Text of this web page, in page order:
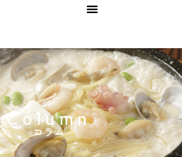
Column
コラム